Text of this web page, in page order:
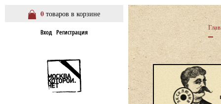
0 товаров в корзине
Вход Регистрация